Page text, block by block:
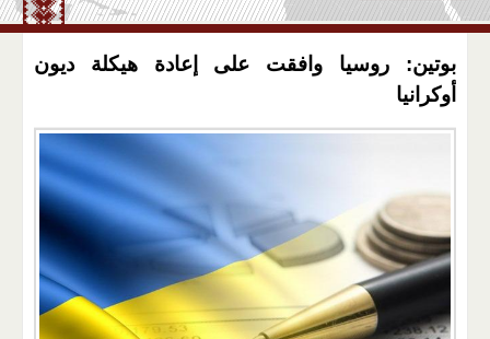
بوتين: روسيا وافقت على إعادة هيكلة ديون
أوكرانيا